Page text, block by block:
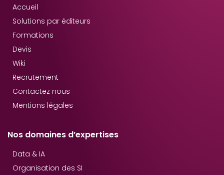
Accueil
Solutions par éditeurs
Formations
Devis
Wiki
Recrutement
Contactez nous
Mentions légales
Nos domaines d’expertises
Data & IA
Organisation des SI